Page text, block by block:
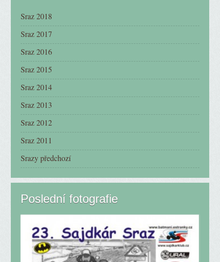
Sraz 2018
Sraz 2017
Sraz 2016
Sraz 2015
Sraz 2014
Sraz 2013
Sraz 2012
Sraz 2011
Srazy předchozí
Poslední fotografie